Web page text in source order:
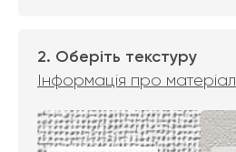
2. Оберіть текстуру
Інформація про матеріал